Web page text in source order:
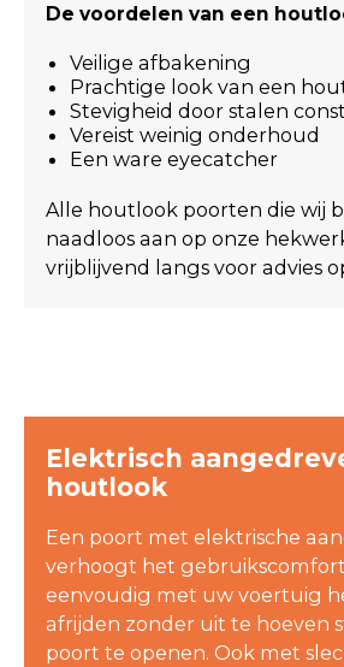
De voordelen van een
Veilige afbakening
Prachtige look van een
Stevigheid door stalen
Vereist weinig onderhoud
Een ware eyecatcher
Alle houtlook poorten die wij
naadloos aan op onze
vrijblijvend langs voor advies
Elektrisch
houtlook
Een poort met elektrische
verhoogt het
eenvoudig met uw voertuig
afrijden zonder uit te hoeven
poort te openen. Ook met